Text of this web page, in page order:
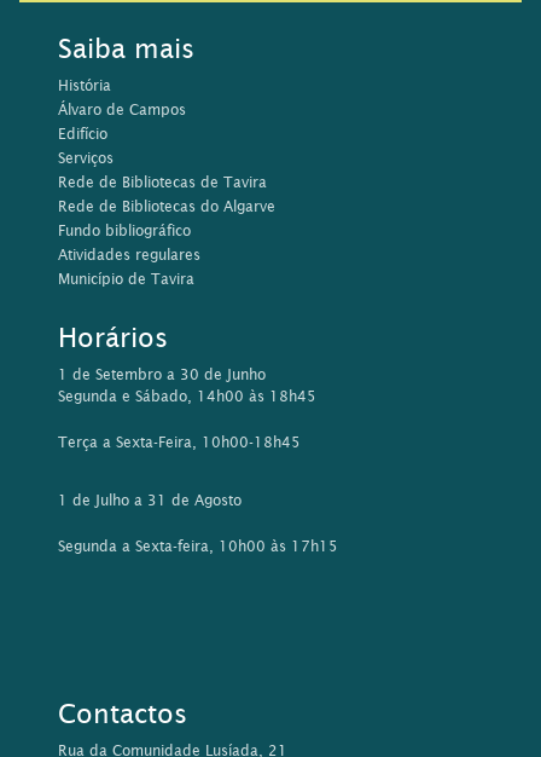
Saiba mais
História
Álvaro de Campos
Edifício
Serviços
Rede de Bibliotecas de Tavira
Rede de Bibliotecas do Algarve
Fundo bibliográfico
Atividades regulares
Município de Tavira
Horários
1 de Setembro a 30 de Junho
Segunda e Sábado, 14h00 às 18h45
Terça a Sexta-Feira, 10h00-18h45
1 de Julho a 31 de Agosto
Segunda a Sexta-feira, 10h00 às 17h15
Contactos
Rua da Comunidade Lusíada, 21